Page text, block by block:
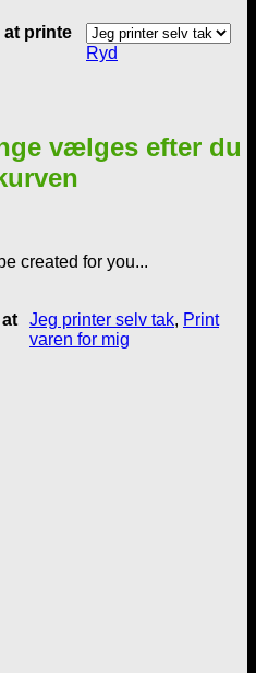
printe
Ryd
vælges efter du
created for you...
Jeg printer selv tak, Print
varen for mig